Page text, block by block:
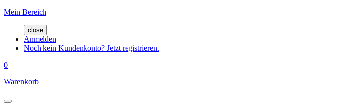
Mein Bereich
close
Anmelden
Noch kein Kundenkonto? Jetzt registrieren.
0
Warenkorb